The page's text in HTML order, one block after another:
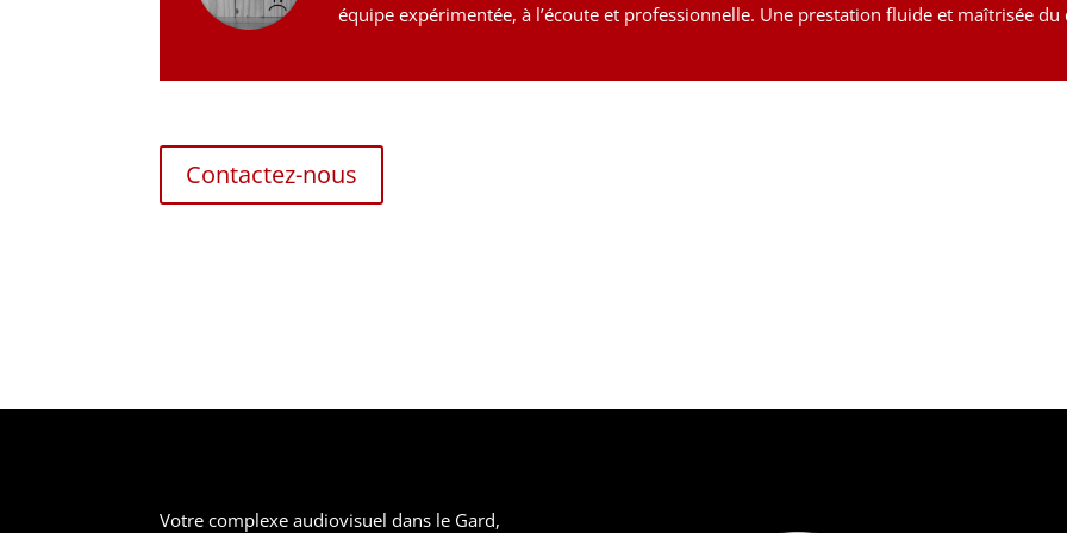
équipe expérimentée, à l’écoute et professionnelle. Une prestation fluide et maîtrisée du
Contactez-nous
Votre complexe audiovisuel dans le Gard,